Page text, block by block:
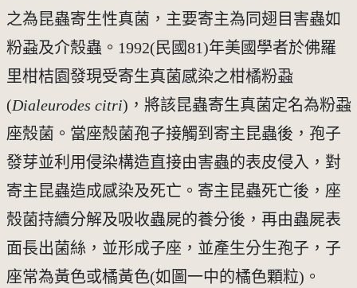
之為昆蟲寄生性真菌，主要寄主為同翅目害蟲如
粉蝨及介殼蟲。1992(民國81)年美國學者於佛羅
里柑桔園發現受寄生真菌感染之柑橘粉蝨
(Dialeurodes citri)，將該昆蟲寄生真菌定名為粉蝨
座殼菌。當座殼菌孢子接觸到寄主昆蟲後，孢子
發芽並利用侵染構造直接由害蟲的表皮侵入，對
寄主昆蟲造成感染及死亡。寄主昆蟲死亡後，座
殼菌持續分解及吸收蟲屍的養分後，再由蟲屍表
面長出菌絲，並形成子座，並產生分生孢子，子
座常為黃色或橘黃色(如圖一中的橘色顆粒)。